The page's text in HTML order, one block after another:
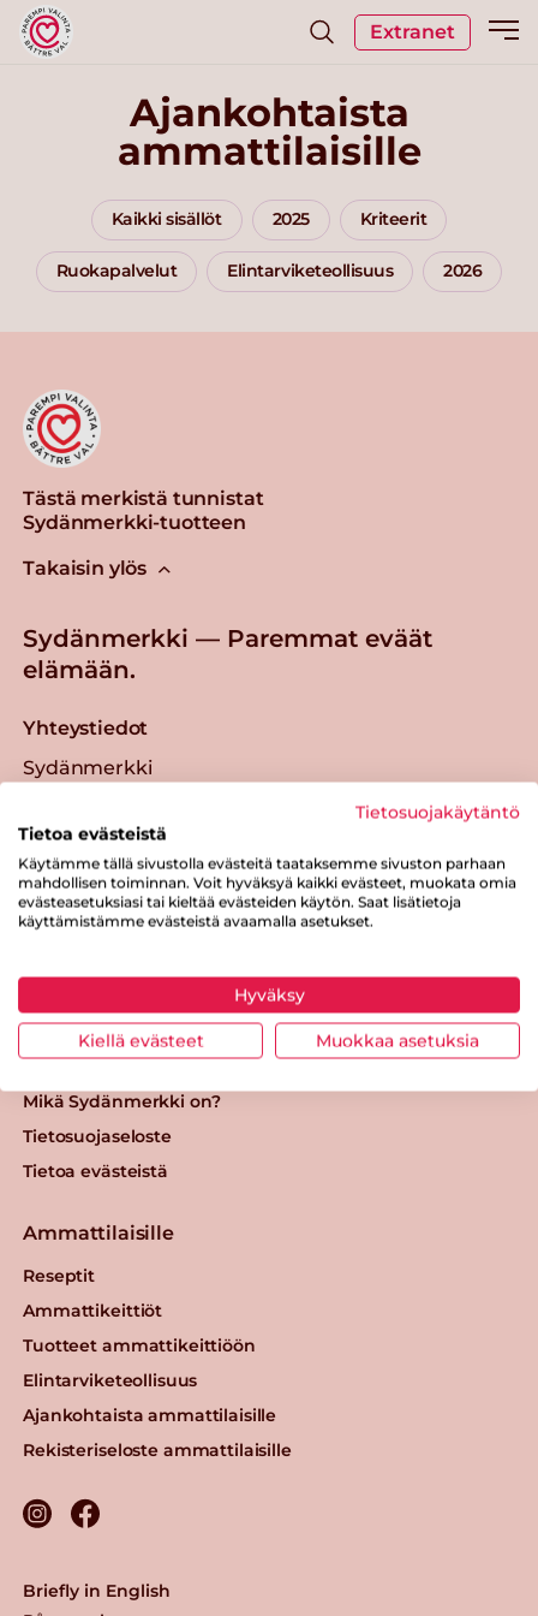
Extranet
Ajankohtaista
ammattilaisille
Kaikki sisällöt 2025 Kriteerit
Ruokapalvelut Elintarviketeollisuus 2026
Tästä merkistä tunnistat
Sydänmerkki-tuotteen
Takaisin ylös
Sydänmerkki — Paremmat eväät
elämään.
Yhteystiedot
Sydänmerkki
00620 Helsinki
sydanmerkki@sydanliitto.fi
Kuluttajille
Ravintolat
Ruokaideoita
Mikä Sydänmerkki on?
Tietosuojaseloste
Tietoa evästeistä
Ammattilaisille
Reseptit
Ammattikeittiöt
Tuotteet ammattikeittiöön
Elintarviketeollisuus
Ajankohtaista ammattilaisille
Rekisteriseloste ammattilaisille
Briefly in English
Tietosuojakäytäntö
Tietoa evästeistä
Käytämme tällä sivustolla evästeitä taataksemme sivuston parhaan
mahdollisen toiminnan. Voit hyväksyä kaikki evästeet, muokata omia
evästeasetuksiasi tai kieltää evästeiden käytön. Saat lisätietoja
käyttämistämme evästeistä avaamalla asetukset.
Hyväksy
Kiellä evästeet Muokkaa asetuksia